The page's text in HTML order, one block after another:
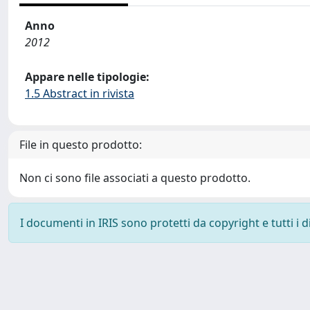
Anno
2012
Appare nelle tipologie:
1.5 Abstract in rivista
File in questo prodotto:
Non ci sono file associati a questo prodotto.
I documenti in IRIS sono protetti da copyright e tutti i